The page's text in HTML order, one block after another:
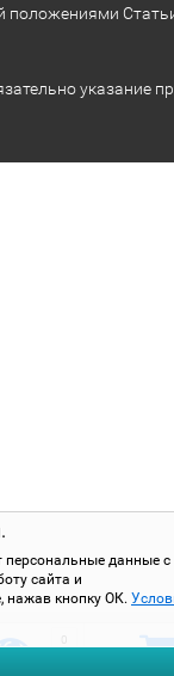
персональные данные с
сайта и
нажав кнопку ОК.
положениями
указание